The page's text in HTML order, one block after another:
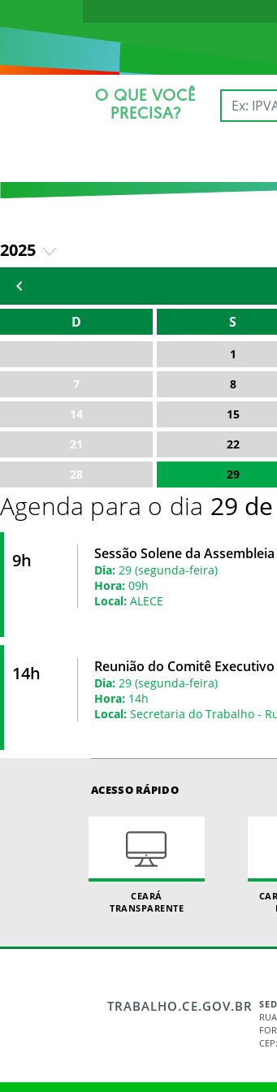
O QUE VOCÊ
PRECISA?
2025
2026
D S
1
7
8
14
15
21
22
28
29
Agenda para o dia 29
9h Sessão Solene da
Dia: 29 (segunda-feira)
Hora: 09h
Local: ALECE
14h Reunião do Comitê Executivo
Dia: 29 (segunda-feira)
Hora: 14h
Local: Secretaria do Trabalho -
ACESSO RÁPIDO
CEARÁ
TRANSPARENTE
TRABALHO.CE.GOV.BR